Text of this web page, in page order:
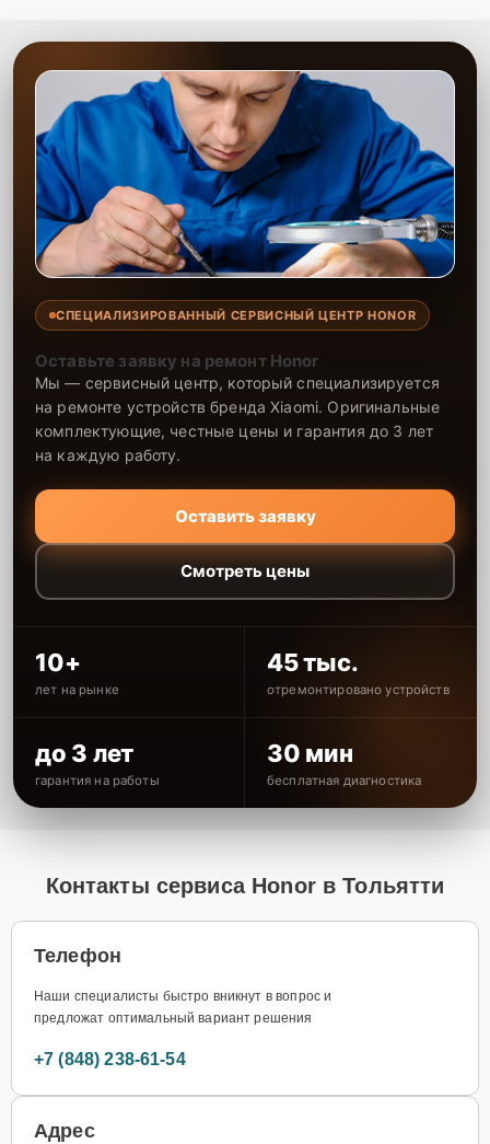
СПЕЦИАЛИЗИРОВАННЫЙ СЕРВИСНЫЙ ЦЕНТР HONOR
Оставьте заявку на ремонт Honor
Мы — сервисный центр, который специализируется
на ремонте устройств бренда Xiaomi. Оригинальные
комплектующие, честные цены и гарантия до 3 лет
на каждую работу.
Оставить заявку
Смотреть цены
10+
лет на рынке
45 тыс.
отремонтировано устройств
до 3 лет
гарантия на работы
30 мин
бесплатная диагностика
Контакты сервиса Honor в Тольятти
Телефон
Наши специалисты быстро вникнут в вопрос и
предложат оптимальный вариант решения
+7 (848) 238-61-54
Адрес